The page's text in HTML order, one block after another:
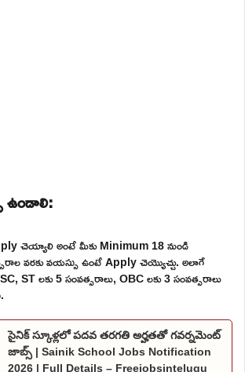
ఉండాలి:
చెయ్యాలి అంటే మీకు Minimum 18 నుండి
వరకు వయస్సు ఉంటే Apply చెయ్యొచ్చు. అలాగే
ST లకు 5 సంవత్సరాలు, OBC లకు 3 సంవత్సరాలు
సైనిక్ స్కూళ్లలో పదవ తరగతి అర్హతతో గవర్నమెంట్
జాబ్స్ | Sainik School Jobs Notification
2026 | Full Details – Freejobsintelugu